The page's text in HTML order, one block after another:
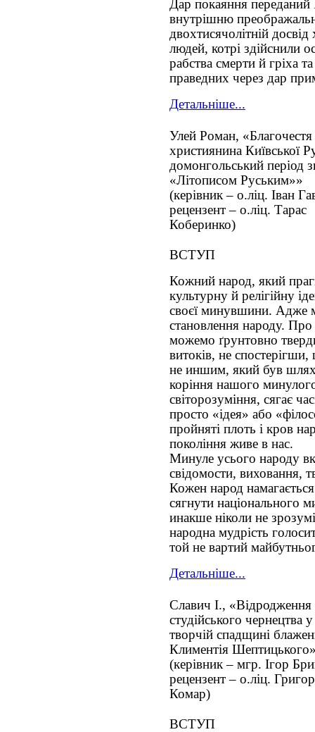
Дар покаяння
внутрішню
двохтисячолітній
людей, котрі здійснили
рабства смерти й гріха
праведних через дар
Детальніше...
Улей Роман, «Благочестя
християнина Київської
домонгольський період
«Літописом Руським»»
(керівник – о.ліц. Іван
рецензент – о.ліц. Тарас
Коберинко)
ВСТУП
Кожний народ, який
культурну й релігійну
своєї минувшини. Адже
становлення народу.
можемо ґрунтовно
витоків, не
не иншим, який був
коріння нашого
світорозуміння, сягає
просто «ідея» або
пройняті плоть і кров
покоління живе в нас.
Минуле усього народу
свідомости, виховання,
Кожен народ
сягнути національного
инакше ніколи не
народна мудрість
той не вартий
Детальніше...
Славич І., «Відродження
студійського чернецтва у
творчій спадщині
Климентія
(керівник – мгр. Ігор
рецензент – о.ліц.
Комар)
ВСТУП